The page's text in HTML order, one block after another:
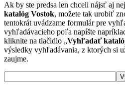
Ak by ste predsa len chceli nájsť aj
katalóg Vostok, možete tak urobiť
tentokrát uvádzame formulár pre
vyhľadávacieho poľa napíšte
kliknite na tlačidlo „Vyhľadať
výsledky vyhľadávania, z ktorých si
zaujme.